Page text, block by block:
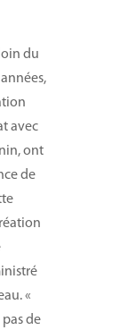
du
avec
ont
de
«
pas de